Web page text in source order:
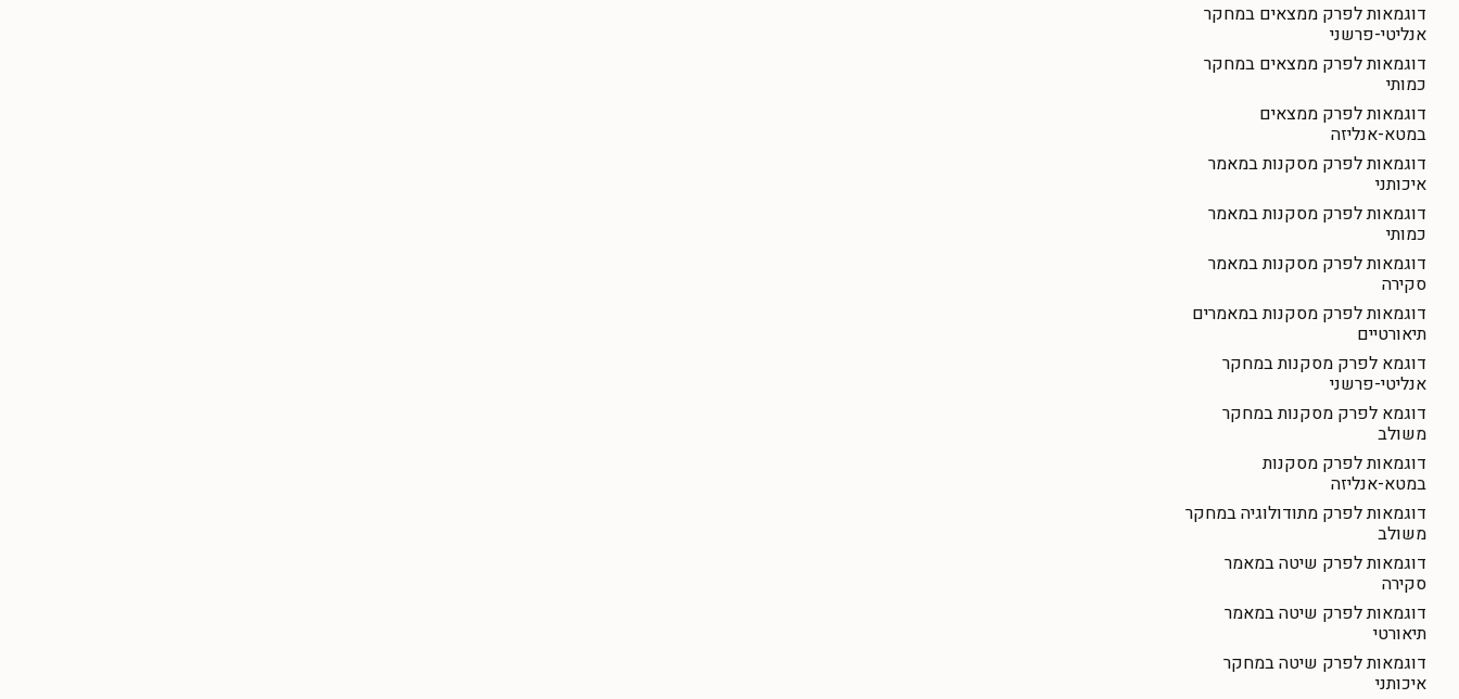
דוגמאות לפרק ממצאים במחקר
אנליטי-פרשני
דוגמאות לפרק ממצאים במחקר
כמותי
דוגמאות לפרק ממצאים
במטא-אנליזה
דוגמאות לפרק מסקנות במאמר
איכותני
דוגמאות לפרק מסקנות במאמר
כמותי
דוגמאות לפרק מסקנות במאמר
סקירה
דוגמאות לפרק מסקנות במאמרים
תיאורטיים
דוגמא לפרק מסקנות במחקר
אנליטי-פרשני
דוגמא לפרק מסקנות במחקר
משולב
דוגמאות לפרק מסקנות
במטא-אנליזה
דוגמאות לפרק מתודולוגיה במחקר
משולב
דוגמאות לפרק שיטה במאמר
סקירה
דוגמאות לפרק שיטה במאמר
תיאורטי
דוגמאות לפרק שיטה במחקר
איכותני